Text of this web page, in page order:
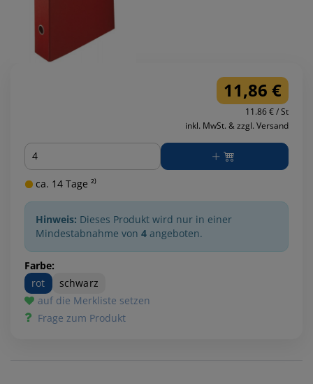
11,86 €
11.86 € / St
inkl. MwSt. & zzgl. Versand
Menge
ca. 14 Tage ²⁾
Hinweis: Dieses Produkt wird nur in einer
Mindestabnahme von 4 angeboten.
Farbe:
rot
schwarz
auf die Merkliste setzen
Frage zum Produkt